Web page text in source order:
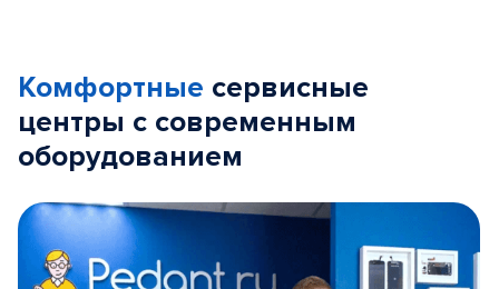
Комфортные сервисные
центры с современным
оборудованием